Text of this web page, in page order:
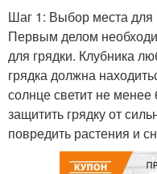
Шаг 1: Выбор места для
Первым делом
для грядки. Клубника
грядка должна
солнце светит не
защитить грядку от
повредить растения и